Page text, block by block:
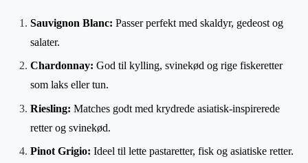
Sauvignon Blanc: Passer perfekt med skaldyr, gedeost og
salater.
Chardonnay: God til kylling, svinekød og rige fiskeretter
som laks eller tun.
Riesling: Matches godt med krydrede asiatisk-inspirerede
retter og svinekød.
Pinot Grigio: Ideel til lette pastaretter, fisk og asiatiske retter.